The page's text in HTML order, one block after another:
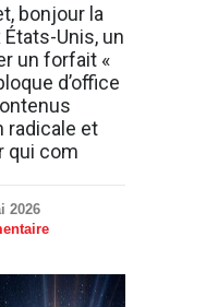
bonjour la
Unis, un
un forfait «
d’office
radicale et
qui com
2026